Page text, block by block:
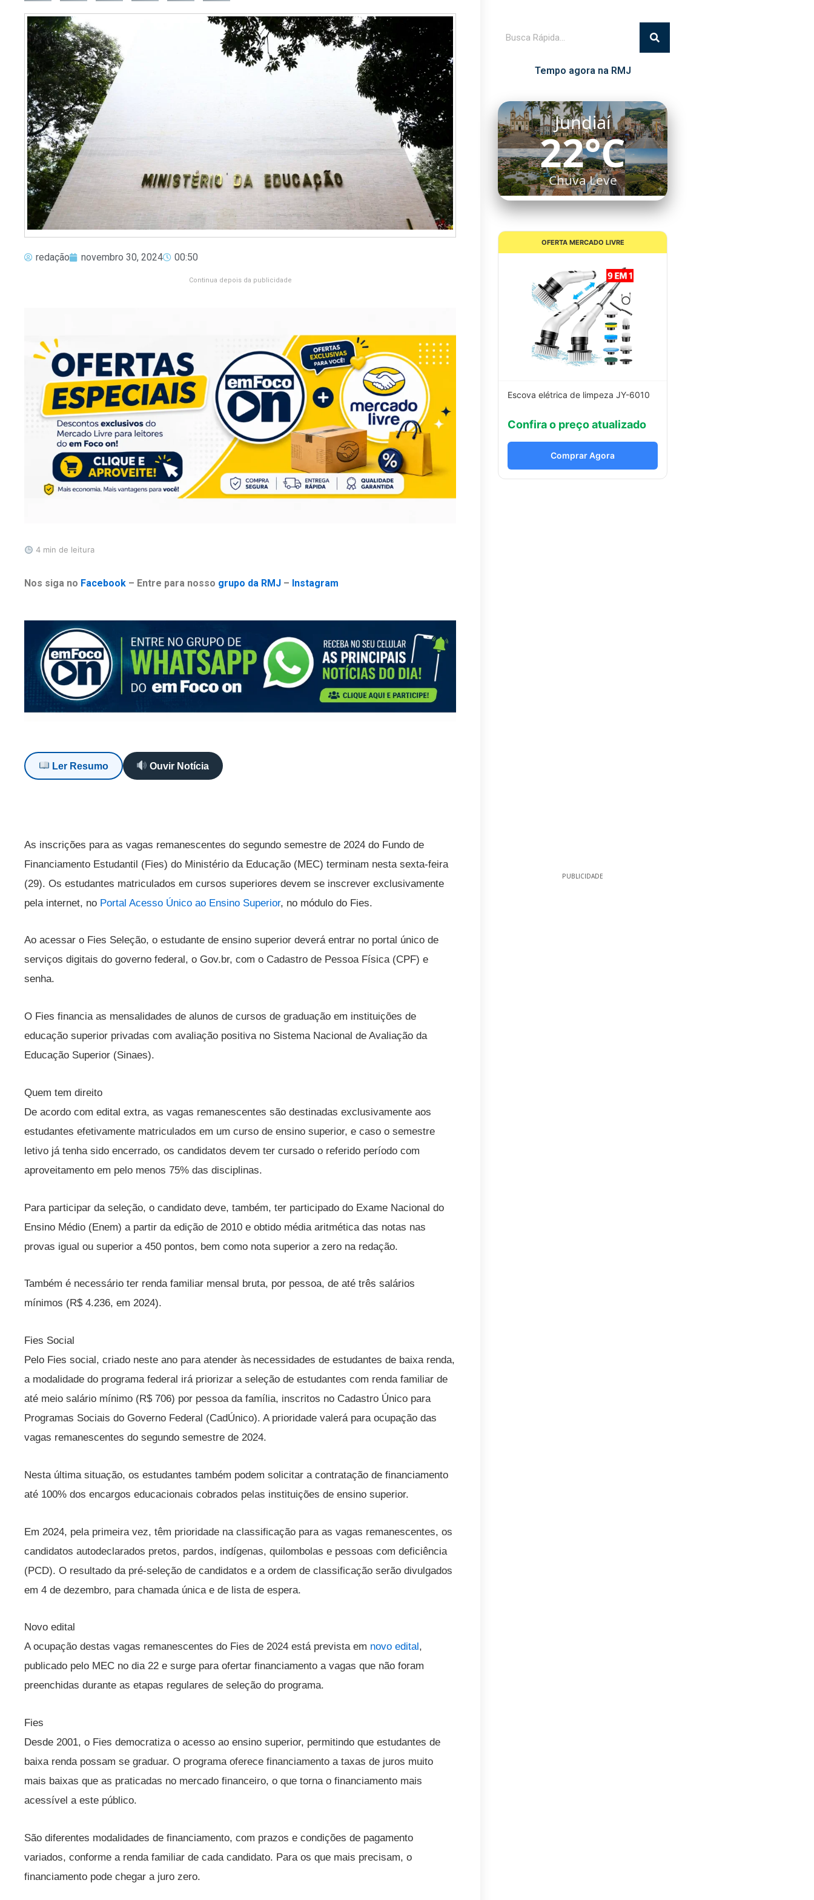
redação novembro 30, 2024 00:50
Continua depois da publicidade
4 min de leitura
Nos siga no Facebook – Entre para nosso grupo da RMJ – Instagram
Ler Resumo Ouvir Notícia
As inscrições para as vagas remanescentes do segundo semestre de 2024 do Fundo de
Financiamento Estudantil (Fies) do Ministério da Educação (MEC) terminam nesta sexta-feira
(29). Os estudantes matriculados em cursos superiores devem se inscrever exclusivamente
pela internet, no Portal Acesso Único ao Ensino Superior, no módulo do Fies.
Ao acessar o Fies Seleção, o estudante de ensino superior deverá entrar no portal único de
serviços digitais do governo federal, o Gov.br, com o Cadastro de Pessoa Física (CPF) e
senha.
O Fies financia as mensalidades de alunos de cursos de graduação em instituições de
educação superior privadas com avaliação positiva no Sistema Nacional de Avaliação da
Educação Superior (Sinaes).
Quem tem direito
De acordo com edital extra, as vagas remanescentes são destinadas exclusivamente aos
estudantes efetivamente matriculados em um curso de ensino superior, e caso o semestre
letivo já tenha sido encerrado, os candidatos devem ter cursado o referido período com
aproveitamento em pelo menos 75% das disciplinas.
Para participar da seleção, o candidato deve, também, ter participado do Exame Nacional do
Ensino Médio (Enem) a partir da edição de 2010 e obtido média aritmética das notas nas
provas igual ou superior a 450 pontos, bem como nota superior a zero na redação.
Também é necessário ter renda familiar mensal bruta, por pessoa, de até três salários
mínimos (R$ 4.236, em 2024).
Fies Social
Pelo Fies social, criado neste ano para atender às necessidades de estudantes de baixa renda,
a modalidade do programa federal irá priorizar a seleção de estudantes com renda familiar de
até meio salário mínimo (R$ 706) por pessoa da família, inscritos no Cadastro Único para
Programas Sociais do Governo Federal (CadÚnico). A prioridade valerá para ocupação das
vagas remanescentes do segundo semestre de 2024.
Nesta última situação, os estudantes também podem solicitar a contratação de financiamento
até 100% dos encargos educacionais cobrados pelas instituições de ensino superior.
Em 2024, pela primeira vez, têm prioridade na classificação para as vagas remanescentes, os
candidatos autodeclarados pretos, pardos, indígenas, quilombolas e pessoas com deficiência
(PCD). O resultado da pré-seleção de candidatos e a ordem de classificação serão divulgados
em 4 de dezembro, para chamada única e de lista de espera.
Novo edital
A ocupação destas vagas remanescentes do Fies de 2024 está prevista em novo edital ,
publicado pelo MEC no dia 22 e surge para ofertar financiamento a vagas que não foram
preenchidas durante as etapas regulares de seleção do programa.
Fies
Desde 2001, o Fies democratiza o acesso ao ensino superior, permitindo que estudantes de
baixa renda possam se graduar. O programa oferece financiamento a taxas de juros muito
mais baixas que as praticadas no mercado financeiro, o que torna o financiamento mais
acessível a este público.
São diferentes modalidades de financiamento, com prazos e condições de pagamento
variados, conforme a renda familiar de cada candidato. Para os que mais precisam, o
financiamento pode chegar a juro zero.
Tempo agora na RMJ
Itatiba
20°C
Chuva Leve
OFERTA MERCADO LIVRE
Escova elétrica de limpeza JY-6010
Confira o preço atualizado
Comprar Agora
PUBLICIDADE